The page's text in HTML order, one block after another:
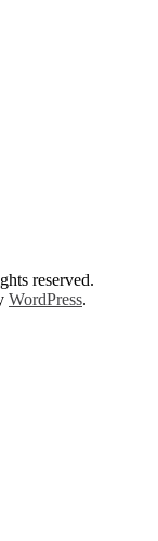
reserved.
WordPress.